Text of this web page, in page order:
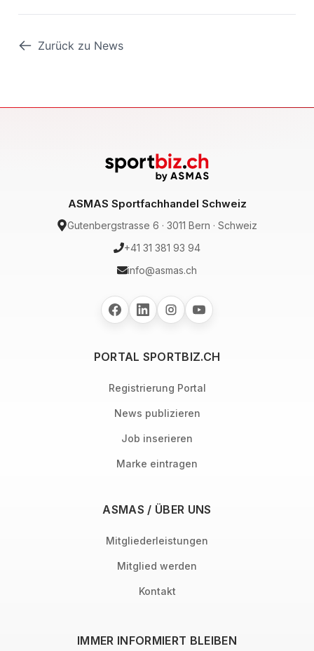
Zurück zu News
ASMAS Sportfachhandel Schweiz
Gutenbergstrasse 6 · 3011 Bern · Schweiz
+41 31 381 93 94
info@asmas.ch
PORTAL SPORTBIZ.CH
Registrierung Portal
News publizieren
Job inserieren
Marke eintragen
ASMAS / ÜBER UNS
Mitgliederleistungen
Mitglied werden
Kontakt
IMMER INFORMIERT BLEIBEN